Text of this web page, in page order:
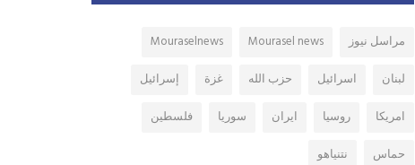
مراسل نيوز Mourasel news
Mouraselnews
لبنان
اسرائيل حزب الله غزة
إسرائيل
امريكا
روسيا ايران سوريا
فلسطين
حماس
نتنياهو